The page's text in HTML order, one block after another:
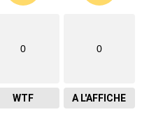
0
WTF
0
A L'AFFICHE